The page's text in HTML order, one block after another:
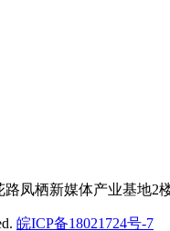
凤栖新媒体产业基地2
皖ICP备18021724号-7